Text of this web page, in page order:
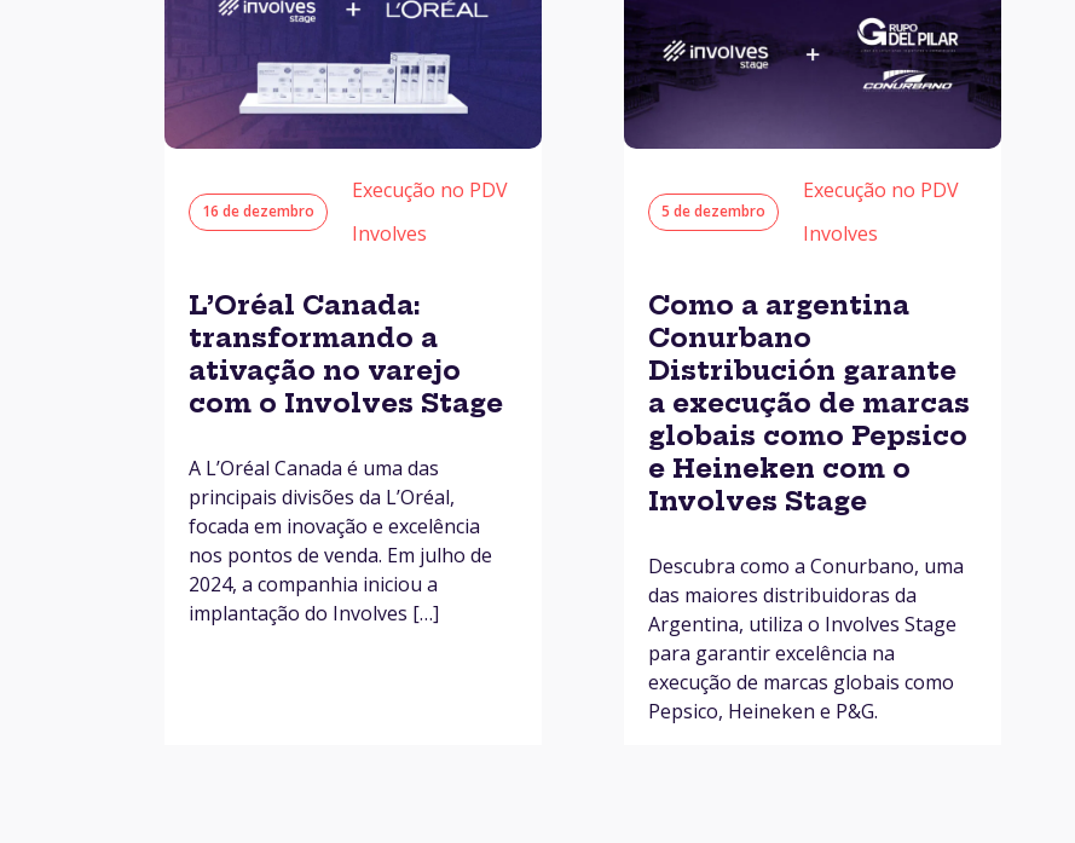
16 de dezembro
Execução no PDV
Involves
L’Oréal Canada:
transformando a
ativação no varejo
com o Involves Stage
A L’Oréal Canada é uma das
principais divisões da L’Oréal,
focada em inovação e excelência
nos pontos de venda. Em julho de
2024, a companhia iniciou a
implantação do Involves […]
5 de dezembro
Execução no PDV
Involves
Como a argentina
Conurbano
Distribución garante
a execução de marcas
globais como Pepsico
e Heineken com o
Involves Stage
Descubra como a Conurbano, uma
das maiores distribuidoras da
Argentina, utiliza o Involves Stage
para garantir excelência na
execução de marcas globais como
Pepsico, Heineken e P&G.